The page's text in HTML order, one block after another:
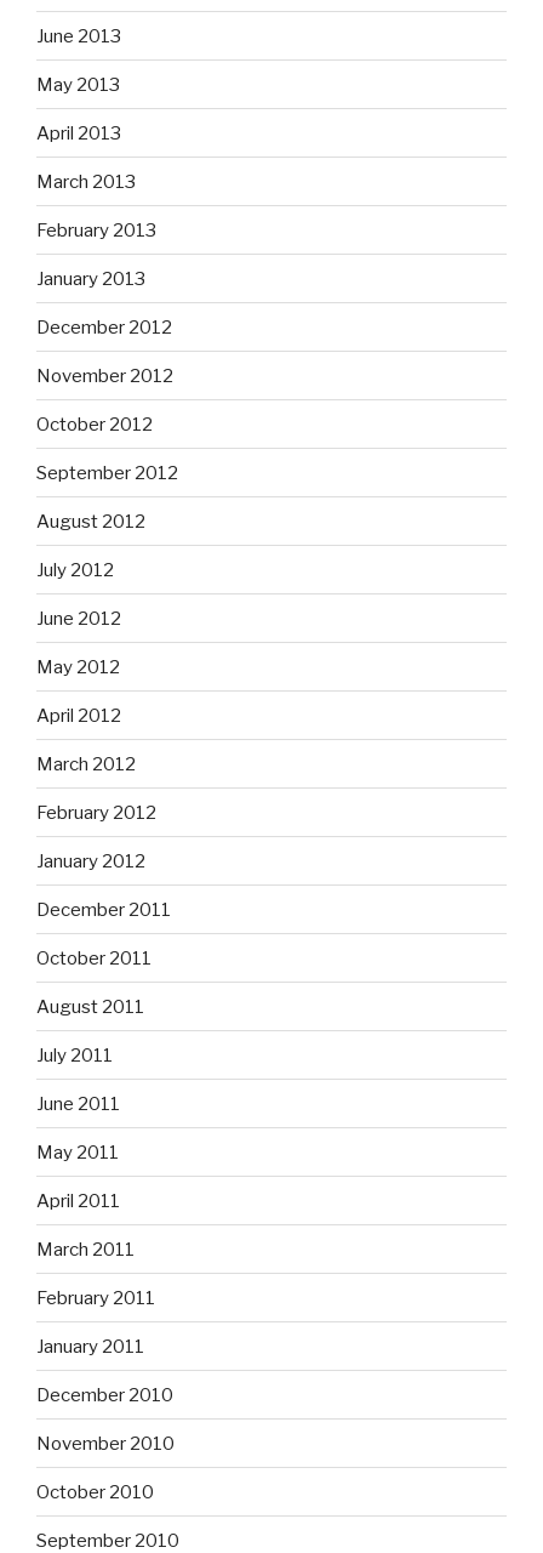
June 2013
May 2013
April 2013
March 2013
February 2013
January 2013
December 2012
November 2012
October 2012
September 2012
August 2012
July 2012
June 2012
May 2012
April 2012
March 2012
February 2012
January 2012
December 2011
October 2011
August 2011
July 2011
June 2011
May 2011
April 2011
March 2011
February 2011
January 2011
December 2010
November 2010
October 2010
September 2010